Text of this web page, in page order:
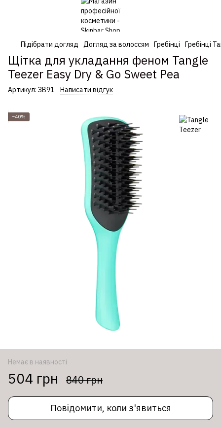
Підібрати догляд Догляд за волоссям Гребінці Гребінці
Щітка для укладання феном Tangle
Teezer Easy Dry & Go Sweet Pea
Артикул: ЗВ91 Написати відгук
−40%
Немає в наявності
504 грн 840 грн
Повідомити, коли з'явиться